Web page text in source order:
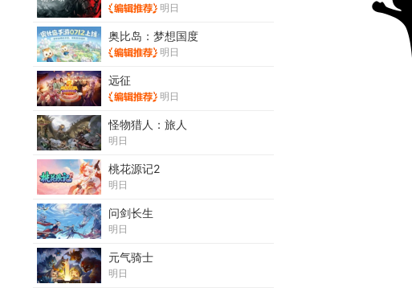
明日
奥比岛：梦想国度
明日
远征
明日
怪物猎人：旅人
明日
桃花源记2
明日
问剑长生
明日
元气骑士
明日